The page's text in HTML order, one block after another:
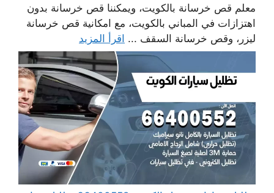
معلم قص خرسانة بالكويت، ويمكننا قص خرسانة بدون
اهتزازات في المباني بالكويت، مع امكانية قص خرسانة
ليزر، وقص خرسانة السقف ... اقرأ المزيد